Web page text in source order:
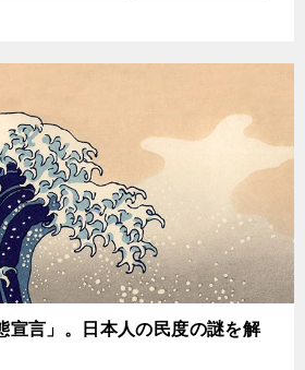
宣言」。日本人の民度の謎を解